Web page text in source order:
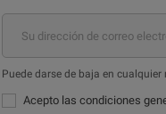
Puede darse de baja en
Acepto las condiciones